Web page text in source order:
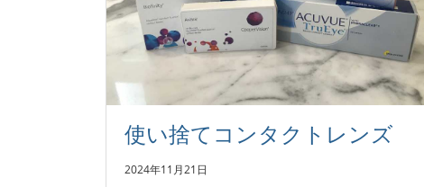
使い捨てコンタクトレンズ
2024年11月21日